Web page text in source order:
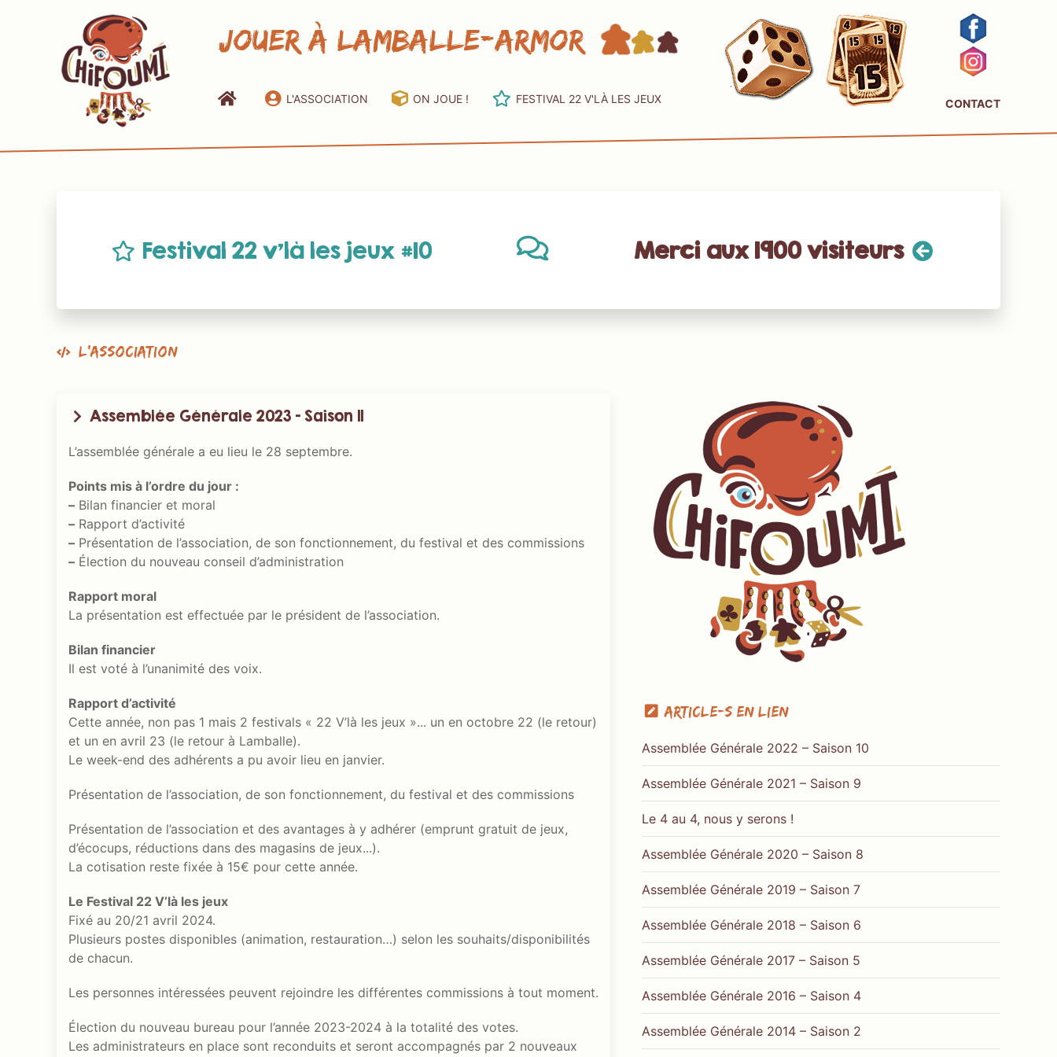
Jouer à Lamballe-Armor
L'ASSOCIATION ON JOUE ! FESTIVAL 22 V'LÀ LES JEUX CONTACT
Festival 22 v’là les jeux #10 Merci aux 1900 visiteurs
L’association
Assemblée Générale 2023 – Saison 11
L’assemblée générale a eu lieu le 28 septembre.
Points mis à l’ordre du jour :
– Bilan financier et moral
– Rapport d’activité
– Présentation de l’association, de son fonctionnement, du festival et des commissions
– Élection du nouveau conseil d’administration
Rapport moral
La présentation est effectuée par le président de l’association.
Bilan financier
Il est voté à l’unanimité des voix.
Rapport d’activité
Cette année, non pas 1 mais 2 festivals « 22 V’là les jeux »... un en octobre 22 (le retour)
et un en avril 23 (le retour à Lamballe).
Le week-end des adhérents a pu avoir lieu en janvier.
Présentation de l’association, de son fonctionnement, du festival et des commissions
Présentation de l’association et des avantages à y adhérer (emprunt gratuit de jeux,
d’écocups, réductions dans des magasins de jeux...).
La cotisation reste fixée à 15€ pour cette année.
Le Festival 22 V’là les jeux
Fixé au 20/21 avril 2024.
Plusieurs postes disponibles (animation, restauration…) selon les souhaits/disponibilités
de chacun.
Les personnes intéressées peuvent rejoindre les différentes commissions à tout moment.
Élection du nouveau bureau pour l’année 2023-2024 à la totalité des votes.
Les administrateurs en place sont reconduits et seront accompagnés par 2 nouveaux
Article-s en lien
Assemblée Générale 2022 – Saison 10
Assemblée Générale 2021 – Saison 9
Le 4 au 4, nous y serons !
Assemblée Générale 2020 – Saison 8
Assemblée Générale 2019 – Saison 7
Assemblée Générale 2018 – Saison 6
Assemblée Générale 2017 – Saison 5
Assemblée Générale 2016 – Saison 4
Assemblée Générale 2014 – Saison 2